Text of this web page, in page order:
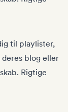
til playlister,
blog eller
Rigtige